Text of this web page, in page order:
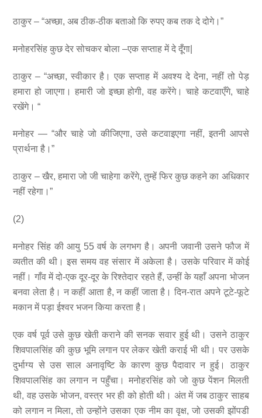
ठाकुर – “अच्छा, अब ठीक-ठीक बताओ कि रुपए कब तक दे दोगे।”
मनोहरसिंह कुछ देर सोचकर बोला –एक सप्ताह में दे दूँगा|
ठाकुर – “अच्छा, स्वीकार है। एक सप्ताह में अवश्य दे देना, नहीं तो पेड़
हमारा हो जाएगा। हमारी जो इच्छा होगी, वह करेंगे। चाहे कटवाएँगे, चाहे
रखेंगे। “
मनोहर — “और चाहे जो कीजिएगा, उसे कटवाइएगा नहीं, इतनी आपसे
प्रार्थना है।”
ठाकुर – खैर, हमारा जो जी चाहेगा करेंगे, तुम्हें फिर कुछ कहने का अधिकार
नहीं रहेगा।”
(2)
मनोहर सिंह की आयु 55 वर्ष के लगभग है। अपनी जवानी उसने फौज में
व्यतीत की थी। इस समय वह संसार में अकेला है। उसके परिवार में कोई
नहीं। गाँव में दो-एक दूर-दूर के रिश्तेदार रहते हैं, उन्हीं के यहाँ अपना भोजन
बनवा लेता है। न कहीं आता है, न कहीं जाता है। दिन-रात अपने टूटे-फूटे
मकान में पड़ा ईश्वर भजन किया करता है।
एक वर्ष पूर्व उसे कुछ खेती कराने की सनक सवार हुई थी। उसने ठाकुर
शिवपालसिंह की कुछ भूमि लगान पर लेकर खेती कराई भी थी। पर उसके
दुर्भाग्य से उस साल अनावृष्टि के कारण कुछ पैदावार न हुई। ठाकुर
शिवपालसिंह का लगान न पहुँचा। मनोहरसिंह को जो कुछ पेंशन मिलती
थी, वह उसके भोजन, वस्त्र भर ही को होती थी। अंत में जब ठाकुर साहब
को लगान न मिला, तो उन्होंने उसका एक नीम का वृक्ष, जो उसकी झोंपडी